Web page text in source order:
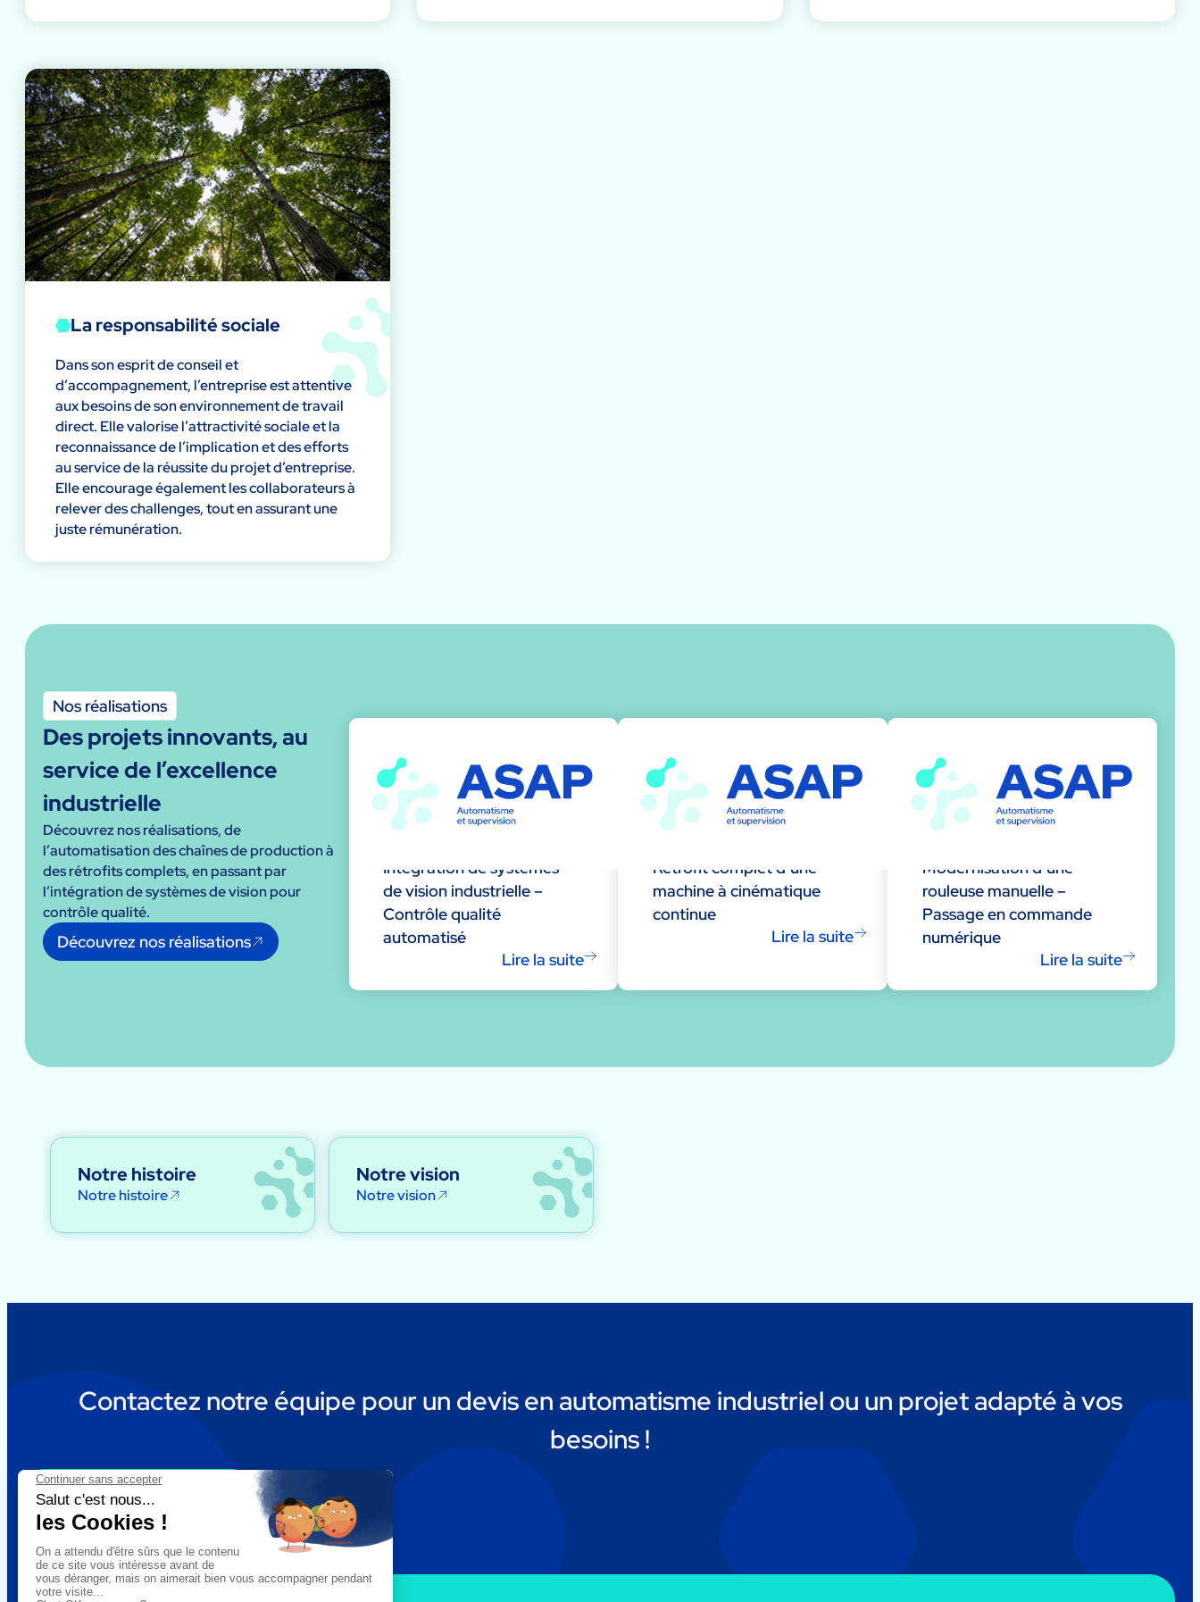
La responsabilité sociale
Dans son esprit de conseil et
d’accompagnement, l’entreprise est attentive
aux besoins de son environnement de travail
direct. Elle valorise l’attractivité sociale et la
reconnaissance de l’implication et des efforts
au service de la réussite du projet d’entreprise.
Elle encourage également les collaborateurs à
relever des challenges, tout en assurant une
juste rémunération.
Nos réalisations
Des projets innovants, au
service de l’excellence
industrielle
Découvrez nos réalisations, de
l’automatisation des chaînes de production à
des rétrofits complets, en passant par
l’intégration de systèmes de vision pour
contrôle qualité.
Découvrez nos réalisations
Intégration de systèmes
de vision industrielle –
Contrôle qualité
automatisé
Lire la suite
Rétrofit complet d’une
machine à cinématique
continue
Lire la suite
Modernisation d’une
rouleuse manuelle –
Passage en commande
numérique
Lire la suite
Notre histoire
Notre histoire
Notre vision
Notre vision
Contactez notre équipe pour un devis en automatisme industriel ou un projet adapté à vos
besoins !
Discutons de votre projet